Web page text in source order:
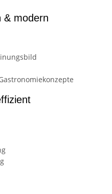
& modern